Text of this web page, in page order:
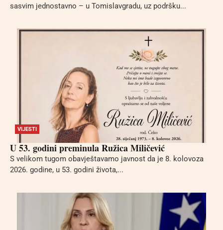
sasvim jednostavno – u Tomislavgradu, uz podršku...
VIJESTI
U 53. godini preminula Ružica Miličević
S velikom tugom obavještavamo javnost da je 8. kolovoza
2026. godine, u 53. godini života,...